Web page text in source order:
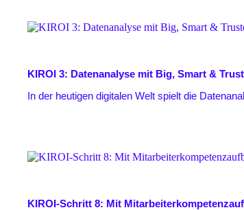
KIROI 3: Datenanalyse mit Big, Smart &
In der heutigen digitalen Welt spielt die
KIROI-Schritt 8: Mit